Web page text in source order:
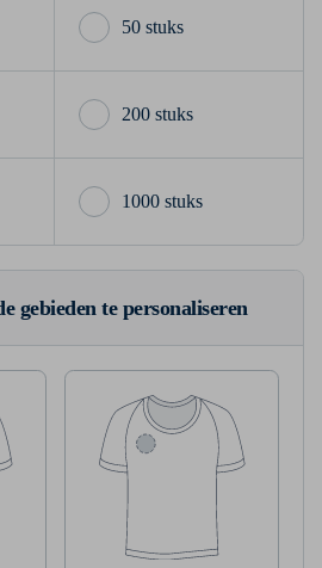
50 stuks
200 stuks
1000 stuks
gebieden te personaliseren